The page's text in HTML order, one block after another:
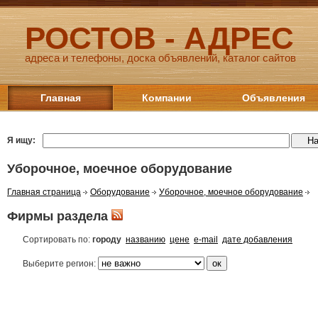
РОСТОВ - АДРЕС
адреса и телефоны, доска объявлений, каталог сайтов
Главная Компании Объявления
Я ищу:
Уборочное, моечное оборудование
Главная страница Оборудование Уборочное, моечное оборудование
Фирмы раздела
Сортировать по: городу названию цене e-mail дате добавления
Выберите регион: